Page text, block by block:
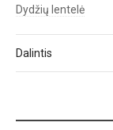
Dydžių lentelė
Dalintis